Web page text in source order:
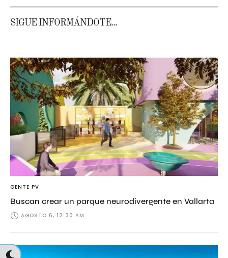
SIGUE INFORMÁNDOTE...
GENTE PV
Buscan crear un parque neurodivergente en Vallarta
AGOSTO 6, 12:30 AM